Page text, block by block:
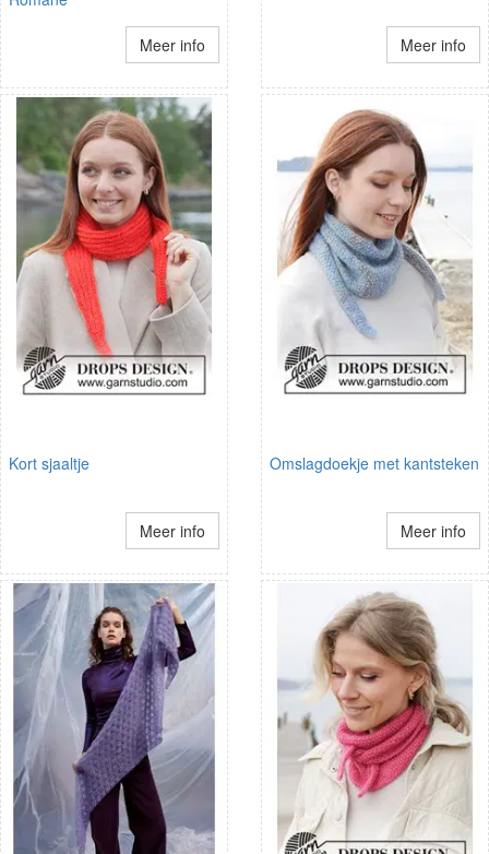
Meer info Meer info
Kort sjaaltje
Meer info
Omslagdoekje met kantsteken
Meer info